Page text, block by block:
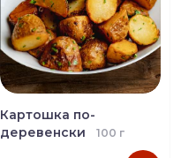
Картошка по-
деревенски
100 г